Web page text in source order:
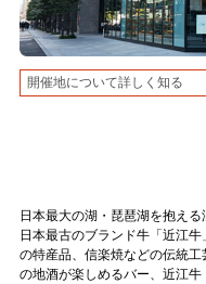
開催地について詳しく知る
日本最大の湖・琵琶湖を抱える
日本最古のブランド牛「近江
の特産品、信楽焼などの伝統
の地酒が楽しめるバー、近江